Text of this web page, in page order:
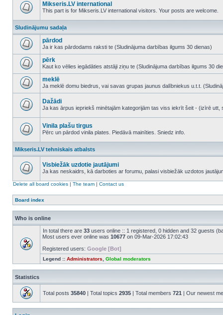
unread
posts
Mikseris.LV international
This part is for Mikseris.LV international visitors. Your posts are welcome.
Sludinājumu sadaļa
unread
posts
pārdod
Ja ir kas pārdodams raksti te (Sludinājuma darbības ilgums 30 dienas)
unread
posts
pērk
Kaut ko vēlies iegādāties atstāji ziņu te (Sludinājuma darbības ilgums 30
unread
posts
meklē
Ja meklē domu biedrus, vai savas grupas jaunus dalībniekus u.t.t.
unread
posts
Dažādi
Ja kas ārpus iepriekš minētajām kategorijām tas viss iekrīt šeit - (izīrē utt,
unread
posts
Vinila plašu tirgus
Pērc un pārdod vinila plates. Piedāvā mainīties. Sniedz info.
Mikseris.LV tehniskais atbalsts
unread
Visbiežāk uzdotie jautājumi
Ja kas neskaidrs, kā darboties ar forumu, palasi visbiežāk uzdotos
Delete all board cookies | The team | Contact us
Board index
Who is online
In total there are 33 users online :: 1 registered, 0 hidden and 32 guests
Most users ever online was 10677 on 09-Mar-2026 17:02:43
Registered users: Google [Bot]
Legend :: Administrators Global moderators
Statistics
Total posts 35840 | Total topics 2935 | Total members 721 | Our newest